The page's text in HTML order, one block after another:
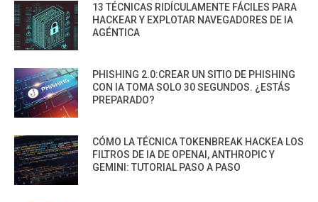
13 TÉCNICAS RIDÍCULAMENTE FÁCILES PARA
HACKEAR Y EXPLOTAR NAVEGADORES DE IA
AGÉNTICA
PHISHING 2.0:CREAR UN SITIO DE PHISHING
CON IA TOMA SOLO 30 SEGUNDOS. ¿ESTÁS
PREPARADO?
CÓMO LA TÉCNICA TOKENBREAK HACKEA LOS
FILTROS DE IA DE OPENAI, ANTHROPIC Y
GEMINI: TUTORIAL PASO A PASO